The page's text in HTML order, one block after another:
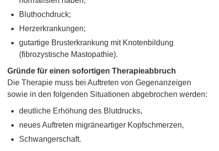
Bluthochdruck;
Herzerkrankungen;
gutartige Brusterkrankung mit Knotenbildung
(fibrozystische Mastopathie).
Gründe für einen sofortigen Therapieabbruch
Die Therapie muss bei Auftreten von Gegenanzeigen
sowie in den folgenden Situationen abgebrochen werden:
deutliche Erhöhung des Blutdrucks,
neues Auftreten migräneartiger Kopfschmerzen,
Schwangerschaft.